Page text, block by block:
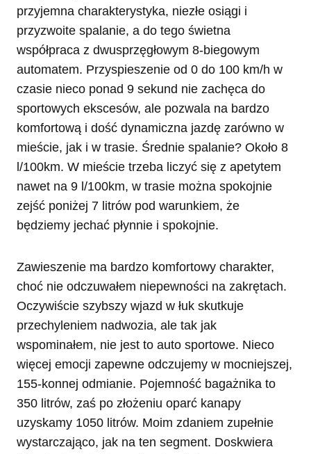
przyjemna charakterystyka, niezłe osiągi i
przyzwoite spalanie, a do tego świetna
współpraca z dwusprzęgłowym 8-biegowym
automatem. Przyspieszenie od 0 do 100 km/h w
czasie nieco ponad 9 sekund nie zachęca do
sportowych ekscesów, ale pozwala na bardzo
komfortową i dość dynamiczna jazdę zarówno w
mieście, jak i w trasie. Średnie spalanie? Około 8
l/100km. W mieście trzeba liczyć się z apetytem
nawet na 9 l/100km, w trasie można spokojnie
zejść poniżej 7 litrów pod warunkiem, że
będziemy jechać płynnie i spokojnie.
Zawieszenie ma bardzo komfortowy charakter,
choć nie odczuwałem niepewności na zakrętach.
Oczywiście szybszy wjazd w łuk skutkuje
przechyleniem nadwozia, ale tak jak
wspominałem, nie jest to auto sportowe. Nieco
więcej emocji zapewne odczujemy w mocniejszej,
155-konnej odmianie. Pojemność bagażnika to
350 litrów, zaś po złożeniu oparć kanapy
uzyskamy 1050 litrów. Moim zdaniem zupełnie
wystarczająco, jak na ten segment. Doskwiera